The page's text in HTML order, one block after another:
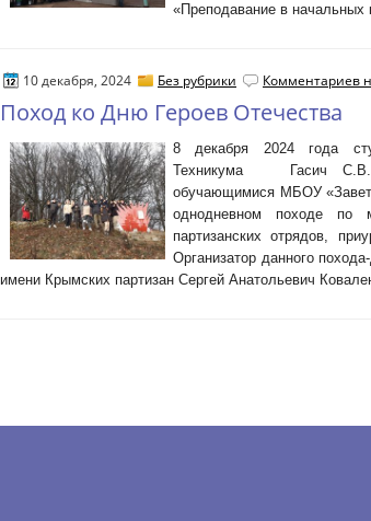
«Преподавание в начальных
10 декабря, 2024 Без рубрики Комментариев
Поход ко Дню Героев Отечества
8 декабря 2024 года
Техникума Гасич С.В.
обучающимися МБОУ
однодневном походе по
партизанских отрядов,
Организатор данного
имени Крымских партизан Сергей Анатольевич